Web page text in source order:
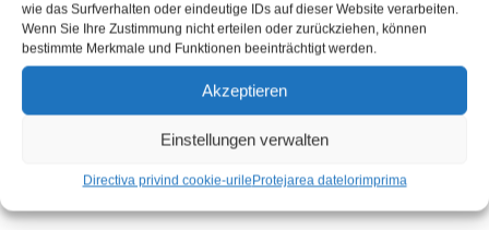
wie das Surfverhalten oder eindeutige IDs auf dieser Website verarbeiten.
Wenn Sie Ihre Zustimmung nicht erteilen oder zurückziehen, können
bestimmte Merkmale und Funktionen beeinträchtigt werden.
Akzeptieren
Einstellungen verwalten
Directiva privind cookie-urileProtejarea datelorimprima